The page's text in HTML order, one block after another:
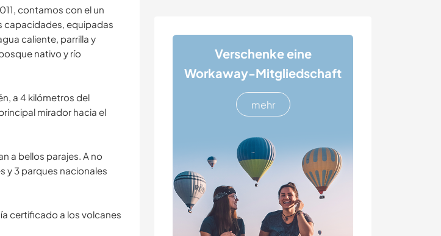
Verschenke eine
Workaway-Mitgliedschaft
mehr
contamos con el un
capacidades, equipadas
caliente, parrilla y
nativo y río
a 4 kilómetros del
mirador hacia el
a bellos parajes. A no
y 3 parques nacionales
certificado a los volcanes